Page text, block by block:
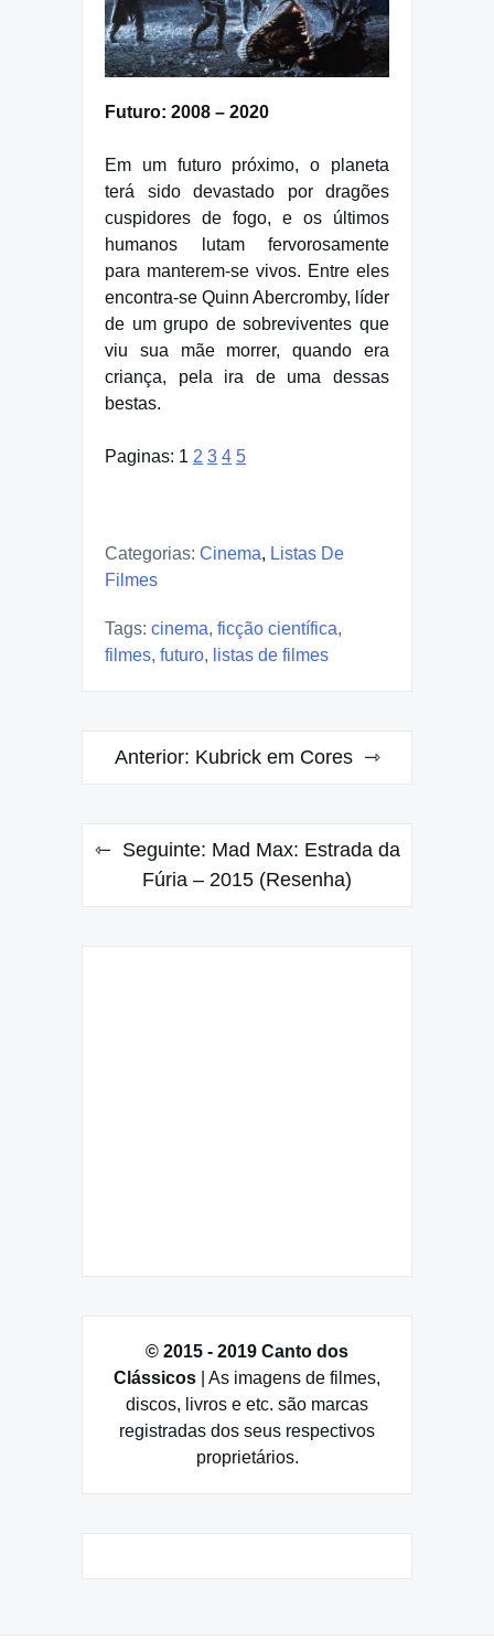
Futuro: 2008 – 2020
Em um futuro próximo, o planeta
terá sido devastado por dragões
cuspidores de fogo, e os últimos
humanos lutam fervorosamente
para manterem-se vivos. Entre eles
encontra-se Quinn Abercromby, líder
de um grupo de sobreviventes que
viu sua mãe morrer, quando era
criança, pela ira de uma dessas
bestas.
Paginas: 1 2 3 4 5
Categorias: Cinema, Listas De
Filmes
Tags: cinema, ficção científica,
filmes, futuro, listas de filmes
Navegação
Anterior: Kubrick em Cores
Seguinte: Mad Max: Estrada da
Fúria – 2015 (Resenha)
© 2015 - 2019 Canto dos
Clássicos | As imagens de filmes,
discos, livros e etc. são marcas
registradas dos seus respectivos
proprietários.